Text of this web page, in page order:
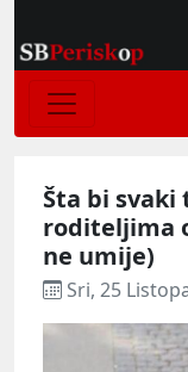
Šta bi svaki
roditeljima
ne umije)
Sri, 25